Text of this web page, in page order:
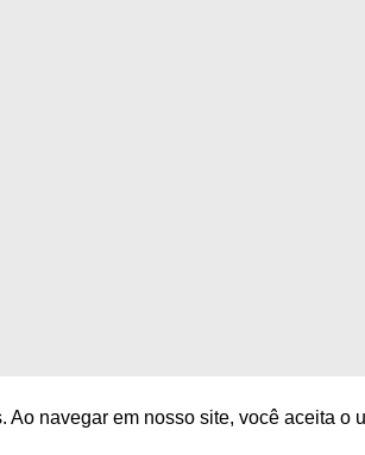
navegar em nosso site, você aceita o